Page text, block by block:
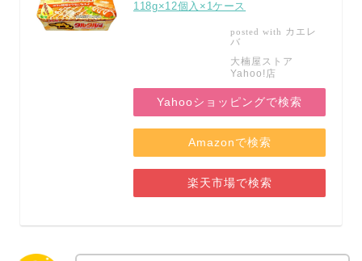
118g×12個入×1ケース
posted with カエレ
バ
大楠屋ストア
Yahoo!店
Yahooショッピングで検索
Amazonで検索
楽天市場で検索